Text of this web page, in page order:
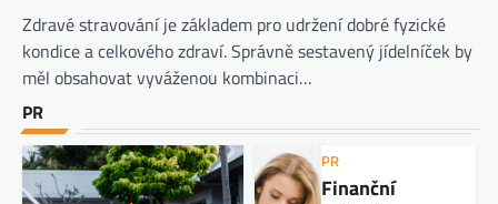
Zdravé stravování je základem pro udržení dobré fyzické
kondice a celkového zdraví. Správně sestavený jídelníček by
měl obsahovat vyváženou kombinaci…
PR
PR
Finanční